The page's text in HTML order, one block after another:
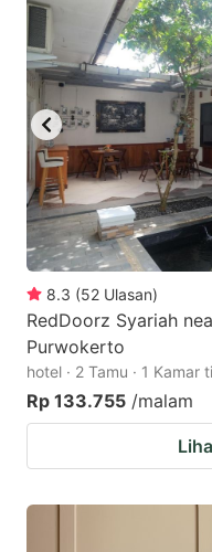
8.3 (52 Ulasan)
RedDoorz Syariah
Purwokerto
hotel · 2 Tamu · 1 Kamar
Rp 133.755 /malam